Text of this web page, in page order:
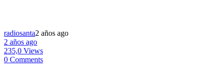
radiosanta2 años ago
2 años ago
235,0 Views
0 Comments